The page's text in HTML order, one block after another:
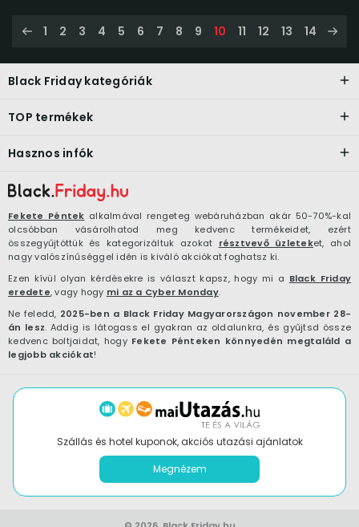
1 2 3 4 5 6 7 8 9 10 11 12 13 14
Fekete Péntek alkalmával rengeteg webáruházban akár 50-70%-kal
olcsóbban vásárolhatod meg kedvenc termékeidet, ezért
összegyűjtöttük és kategorizáltuk azokat résztvevő üzleteket, ahol
nagy valószínűséggel idén is kiváló akciókat foghatsz ki.
Ezen kívül olyan kérdésekre is választ kapsz, hogy mi a Black Friday
eredete, vagy hogy mi az a Cyber Monday.
Ne feledd, 2025-ben a Black Friday Magyarországon november 28-
án lesz. Addig is látogass el gyakran az oldalunkra, és gyűjtsd össze
kedvenc boltjaidat, hogy Fekete Pénteken könnyedén megtaláld a
legjobb akciókat!
Black Friday kategóriák
TOP termékek
Hasznos infók
Szállás és hotel kuponok, akciós utazási ajánlatok
Megnézem